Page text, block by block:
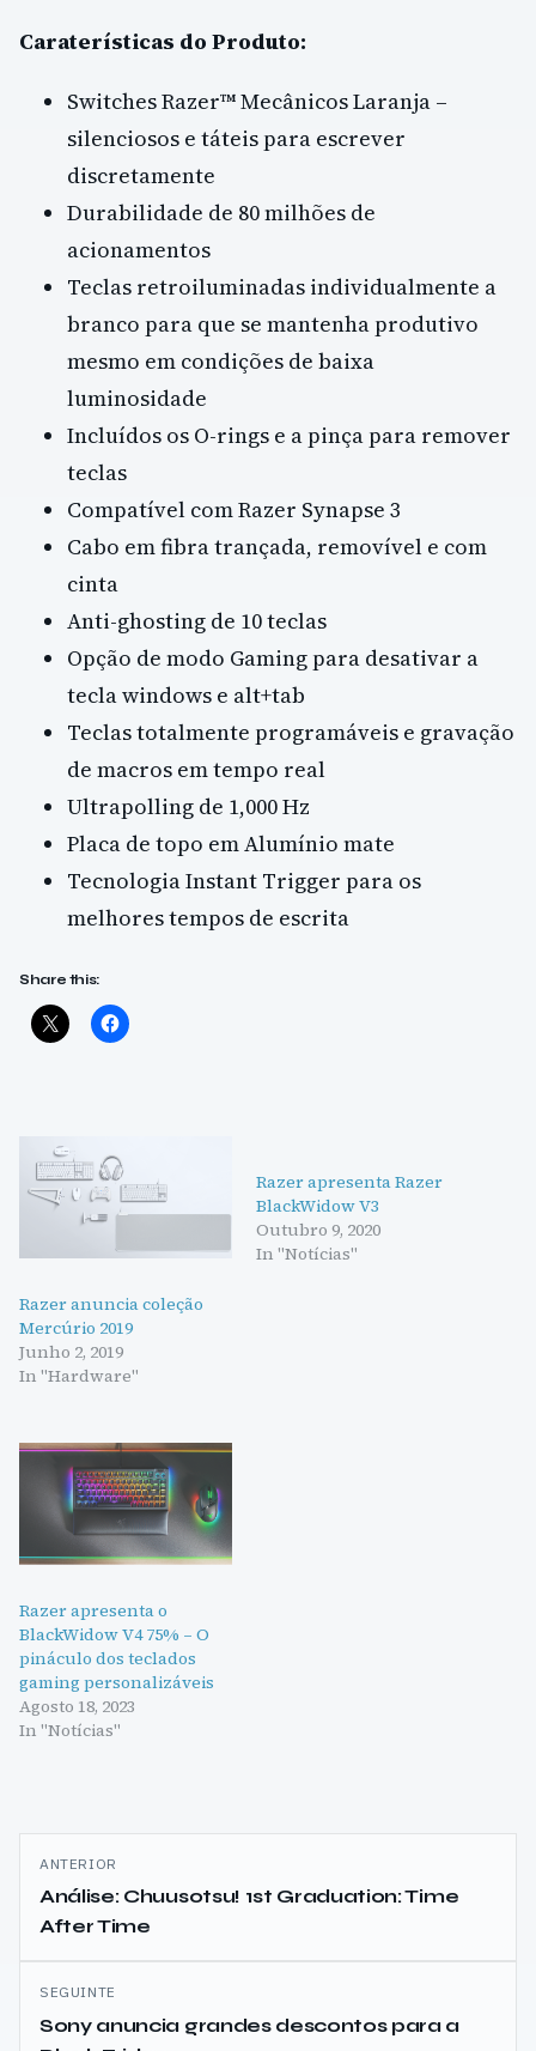
Caraterísticas do Produto:
Switches Razer™ Mecânicos Laranja –
silenciosos e táteis para escrever
discretamente
Durabilidade de 80 milhões de
acionamentos
Teclas retroiluminadas individualmente a
branco para que se mantenha produtivo
mesmo em condições de baixa
luminosidade
Incluídos os O-rings e a pinça para remover
teclas
Compatível com Razer Synapse 3
Cabo em fibra trançada, removível e com
cinta
Anti-ghosting de 10 teclas
Opção de modo Gaming para desativar a
tecla windows e alt+tab
Teclas totalmente programáveis e gravação
de macros em tempo real
Ultrapolling de 1,000 Hz
Placa de topo em Alumínio mate
Tecnologia Instant Trigger para os
melhores tempos de escrita
Share this:
Razer anuncia coleção
Mercúrio 2019
Junho 2, 2019
In "Hardware"
Razer apresenta Razer
BlackWidow V3
Outubro 9, 2020
In "Notícias"
Razer apresenta o
BlackWidow V4 75% – O
pináculo dos teclados
gaming personalizáveis
Agosto 18, 2023
In "Notícias"
Navegação
de
artigos
ANTERIOR
Análise: Chuusotsu! 1st Graduation: Time
After Time
SEGUINTE
Sony anuncia grandes descontos para a